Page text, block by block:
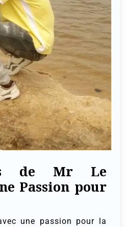
de Mr Le
Passion pour
une passion pour la